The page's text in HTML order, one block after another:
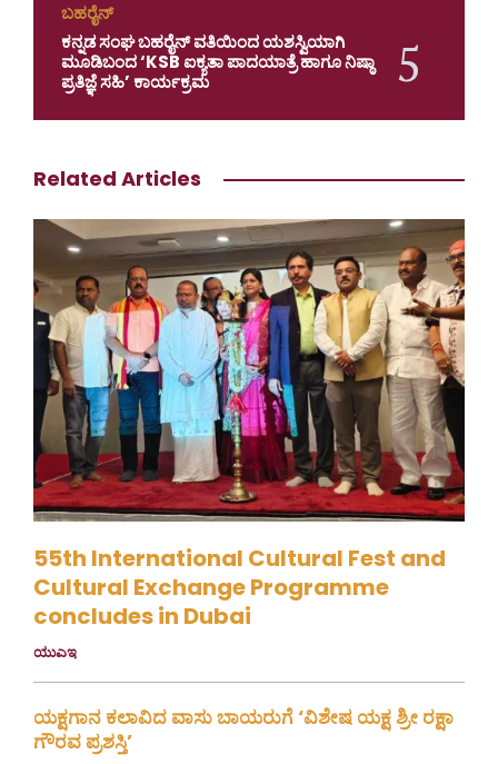
ಬಹರೈನ್
ಕನ್ನಡ ಸಂಘ ಬಹರೈನ್ ವತಿಯಿಂದ ಯಶಸ್ವಿಯಾಗಿ
ಮೂಡಿಬಂದ ‘KSB ಐಕ್ಯತಾ ಪಾದಯಾತ್ರೆ ಹಾಗೂ ನಿಷ್ಠಾ
ಪ್ರತಿಜ್ಞೆ ಸಹಿ’ ಕಾರ್ಯಕ್ರಮ
Related Articles
55th International Cultural Fest and
Cultural Exchange Programme
concludes in Dubai
ಯುಎಇ
ಯಕ್ಷಗಾನ ಕಲಾವಿದ ವಾಸು ಬಾಯರುಗೆ ‘ವಿಶೇಷ ಯಕ್ಷ ಶ್ರೀ ರಕ್ಷಾ
ಗೌರವ ಪ್ರಶಸ್ತಿ’